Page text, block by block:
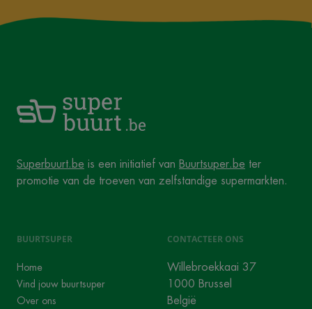
Superbuurt.be is een initiatief van Buurtsuper.be ter
promotie van de troeven van zelfstandige supermarkten.
BUURTSUPER
Home
Vind jouw buurtsuper
Over ons
CONTACTEER ONS
Willebroekkaai 37
1000 Brussel
België